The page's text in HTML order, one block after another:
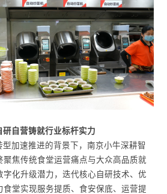
自营铸就行业标杆实力
加速推进的背景下，南京小牛深耕智
聚焦传统食堂运营痛点与大众高品质就
字化升级潜力，迭代核心自研技术、优
食堂实现服务提质、食安保底、运营提